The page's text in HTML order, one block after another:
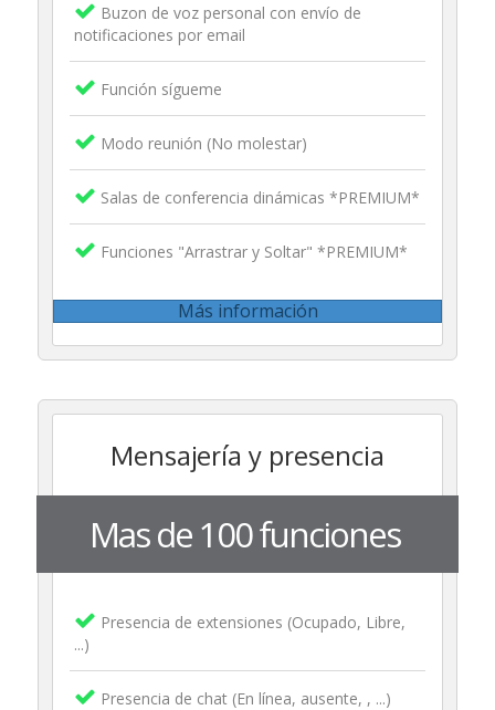
Buzon de voz personal con envío de
notificaciones por email
Función sígueme
Modo reunión (No molestar)
Salas de conferencia dinámicas *PREMIUM*
Funciones "Arrastrar y Soltar" *PREMIUM*
Más información
Mensajería y presencia
Mas de 100 funciones
Presencia de extensiones (Ocupado, Libre,
...)
Presencia de chat (En línea, ausente, , ...)